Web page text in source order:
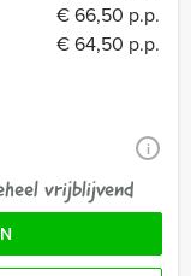
€ 66,50 p.p.
€ 64,50 p.p.
i
vrijblijvend